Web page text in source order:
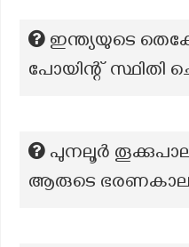
ഇന്ത്യയുടെ
പോയിന്റ് സ്ഥിതി
പുനലൂർ
ആരുടെ